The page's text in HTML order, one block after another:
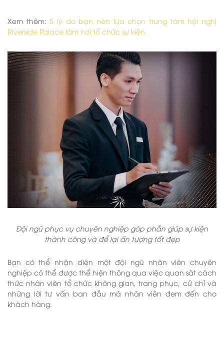
Xem thêm:5 lý do bạn nên lựa chọn trung tâm hội nghị
Riverside Palace làm nơi tổ chức sự kiện
Đội ngũ phục vụ chuyên nghiệp góp phần giúp sự kiện
thành công và để lại ấn tượng tốt đẹp
Bạn có thể nhận diện một đội ngũ nhân viên chuyên
nghiệp có thể được thể hiện thông qua việc quan sát cách
thức nhân viên tổ chức không gian, trang phục, cử chỉ và
những lời tư vấn ban đầu mà nhân viên đem đến cho
khách hàng.